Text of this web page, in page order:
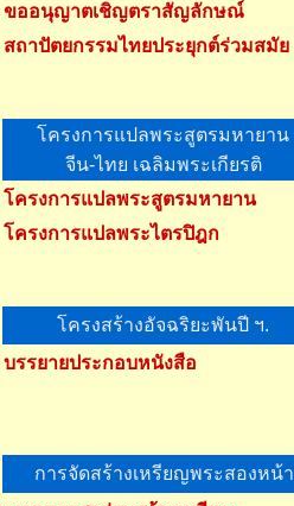
ขออนุญาตเชิญตราสัญลักษณ์
สถาปัตยกรรมไทยประยุกต์ร่วมสมัย
โครงการแปลพระสูตรมหายาน
จีน-ไทย เฉลิมพระเกียรติ
โครงการแปลพระสูตรมหายาน
โครงการแปลพระไตรปิฎก
โครงสร้างอัจฉริยะพันปี ฯ.
บรรยายประกอบหนังสือ
การจัดสร้างเหรียญพระสองหน้า